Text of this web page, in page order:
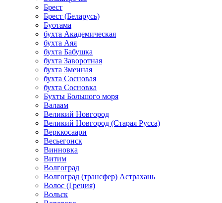
Брест
Брест (Беларусь)
Буотама
бухта Академическая
бухта Аяя
бухта Бабушка
бухта Заворотная
бухта Змеиная
бухта Сосновая
бухта Сосновка
Бухты Большого моря
Валаам
Великий Новгород
Великий Новгород (Старая Русса)
Верккосаари
Весьегонск
Винновка
Витим
Волгоград
Волгоград (трансфер) Астрахань
Волос (Греция)
Вольск